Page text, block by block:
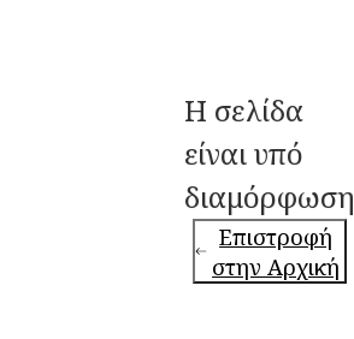
Η σελίδα
είναι υπό
διαμόρφωση
Επιστροφή
στην Αρχική